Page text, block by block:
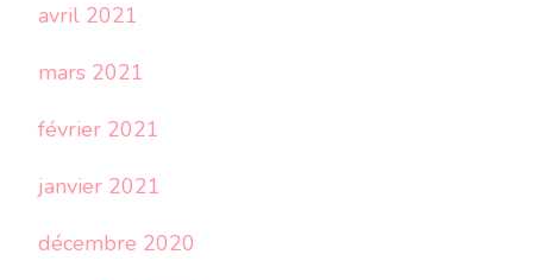
avril 2021
mars 2021
février 2021
janvier 2021
décembre 2020